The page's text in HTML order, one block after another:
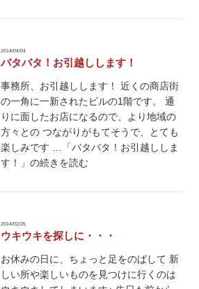
2014/04/04
バタバタ！お引越しします！
事務所、お引越しします！ 近くの商店街
の一角に一新されたビルの1階です。 通
りに面したお店になるので、より地域の
方々との つながりがもてそうで、とても
楽しみです …「バタバタ！お引越ししま
す！」の続きを読む
2014/02/25
ウキウキを探しに・・・
お休みの日に、ちょっと足をのばして 新
しい所や楽しいものを見つけに行くのは